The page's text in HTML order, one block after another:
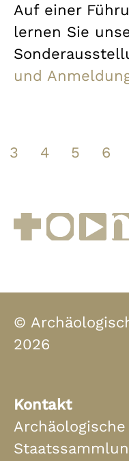
Auf einer
lernen Sie
und
3 4 5 6
Facebook
©
2026
Kontakt
Archäologische